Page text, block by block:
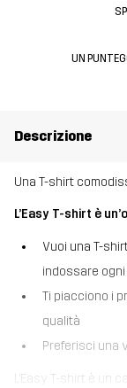
UN
Descrizione
Una T-shirt
L’Easy T-shirt è
Vuoi una T-
indossare
Ti piacciono i
qualità
Preferisci una
L’Easy T-shirt è un